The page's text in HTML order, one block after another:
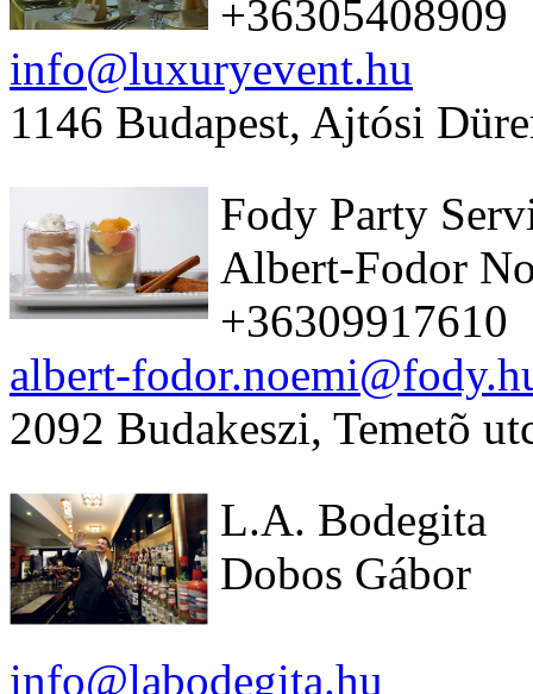
+36305408909
info@luxuryevent.hu
1146 Budapest, Ajtósi
Fody Party
Albert-Fodor
+36309917610
albert-
2092 Budakeszi, Temetõ
L.A. Bodegita
Dobos Gábor
info@labodegita.hu